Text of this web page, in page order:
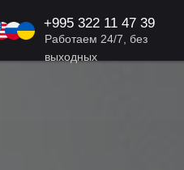
KA/EN/RU: +995 322
+995 322 11 47 39
Работаем 24/7, без
выходных